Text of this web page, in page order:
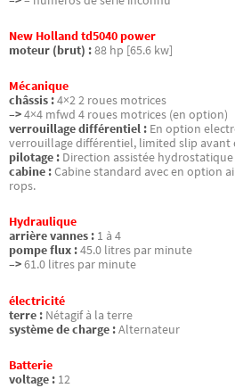
New Holland td5040 power
moteur (brut) :88 hp [65.6 kw]
Mécanique
châssis :4×2 2 roues motrices
–>4×4 mfwd 4 roues motrices (en option)
verrouillage différentiel : En option
verrouillage différentiel, limited slip avant
pilotage : Direction assistée hydrostatique
cabine :Cabine standard avec en option
rops.
Hydraulique
arrière vannes : 1 à 4
pompe flux :45.0 litres par minute
–>61.0 litres par minute
électricité
terre : Nétagif à la terre
système de charge :Alternateur
Batterie
voltage : 12